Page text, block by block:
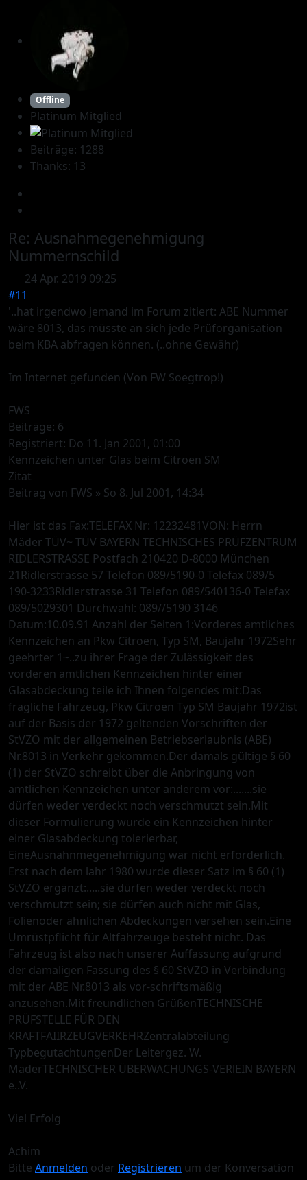
Offline
Platinum Mitglied
Beiträge: 1288
Thanks: 13
Re: Ausnahmegenehmigung
Nummernschild
24 Apr. 2019 09:25
#11
'..hat irgendwo jemand im Forum zitiert: ABE Nummer
wäre 8013, das müsste an sich jede Prüforganisation
beim KBA abfragen können. (..ohne Gewähr)
Im Internet gefunden (Von FW Soegtrop!)
FWS
Beiträge: 6
Registriert: Do 11. Jan 2001, 01:00
Kennzeichen unter Glas beim Citroen SM
Zitat
Beitrag von FWS » So 8. Jul 2001, 14:34
Hier ist das Fax:TELEFAX Nr: 12232481VON: Herrn
Mäder TÜV~ TÜV BAYERN TECHNISCHES PRÜFZENTRUM
RIDLERSTRASSE Postfach 210420 D-8000 München
21Ridlerstrasse 57 Telefon 089/5190-0 Telefax 089/5
190-3233Ridlerstrasse 31 Telefon 089/540136-0 Telefax
089/5029301 Durchwahl: 089//5190 3146
Datum:10.09.91 Anzahl der Seiten 1:Vorderes amtliches
Kennzeichen an Pkw Citroen, Typ SM, Baujahr 1972Sehr
geehrter 1~..zu ihrer Frage der Zulässigkeit des
vorderen amtlichen Kennzeichen hinter einer
Glasabdeckung teile ich Ihnen folgendes mit:Das
fragliche Fahrzeug, Pkw Citroen Typ SM Baujahr 1972ist
auf der Basis der 1972 geltenden Vorschriften der
StVZO mit der allgemeinen Betriebserlaubnis (ABE)
Nr.8013 in Verkehr gekommen.Der damals gültige § 60
(1) der StVZO schreibt über die Anbringung von
amtlichen Kennzeichen unter anderem vor:.......sie
dürfen weder verdeckt noch verschmutzt sein.Mit
dieser Formulierung wurde ein Kennzeichen hinter
einer Glasabdeckung tolerierbar,
EineAusnahnmegenehmigung war nicht erforderlich.
Erst nach dem lahr 1980 wurde dieser Satz im § 60 (1)
StVZO ergänzt:.....sie dürfen weder verdeckt noch
verschmutzt sein; sie dürfen auch nicht mit Glas,
Folienoder ähnlichen Abdeckungen versehen sein.Eine
Umrüstpflicht für Altfahrzeuge besteht nicht. Das
Fahrzeug ist also nach unserer Auffassung aufgrund
der damaligen Fassung des § 60 StVZO in Verbindung
mit der ABE Nr.8013 als vor-schriftsmäßig
anzusehen.Mit freundlichen GrüßenTECHNISCHE
PRÜFSTELLE FÜR DEN
KRAFTFAIIRZEUGVERKEHRZentralabteilung
TypbegutachtungenDer Leitergez. W.
MäderTECHNISCHER ÜBERWACHUNGS-VERlEIN BAYERN
e..V.
Viel Erfolg
Achim
Bitte Anmelden oder Registrieren um der Konversation